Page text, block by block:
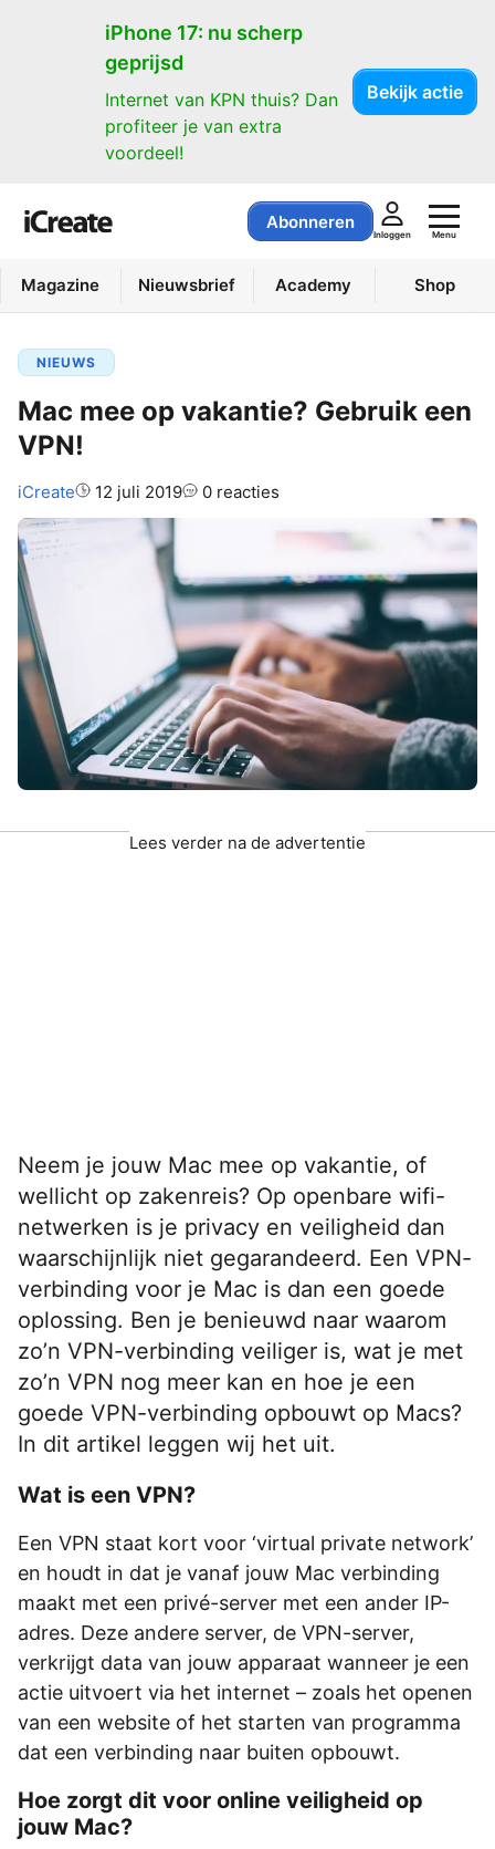
iPhone 17: nu scherp
geprijsd
Internet van KPN thuis? Dan
profiteer je van extra
voordeel!
Bekijk actie
Abonneren
Inloggen Menu
Magazine Nieuwsbrief Academy Shop
NIEUWS
Mac mee op vakantie? Gebruik een
VPN!
Auteur:
iCreate 12 juli 2019 0 reacties
Lees verder na de advertentie
Neem je jouw Mac mee op vakantie, of
wellicht op zakenreis? Op openbare wifi-
netwerken is je privacy en veiligheid dan
waarschijnlijk niet gegarandeerd. Een VPN-
verbinding voor je Mac is dan een goede
oplossing. Ben je benieuwd naar waarom
zo’n VPN-verbinding veiliger is, wat je met
zo’n VPN nog meer kan en hoe je een
goede VPN-verbinding opbouwt op Macs?
In dit artikel leggen wij het uit.
Wat is een VPN?
Een VPN staat kort voor ‘virtual private network’
en houdt in dat je vanaf jouw Mac verbinding
maakt met een privé-server met een ander IP-
adres. Deze andere server, de VPN-server,
verkrijgt data van jouw apparaat wanneer je een
actie uitvoert via het internet – zoals het openen
van een website of het starten van programma
dat een verbinding naar buiten opbouwt.
Hoe zorgt dit voor online veiligheid op
jouw Mac?